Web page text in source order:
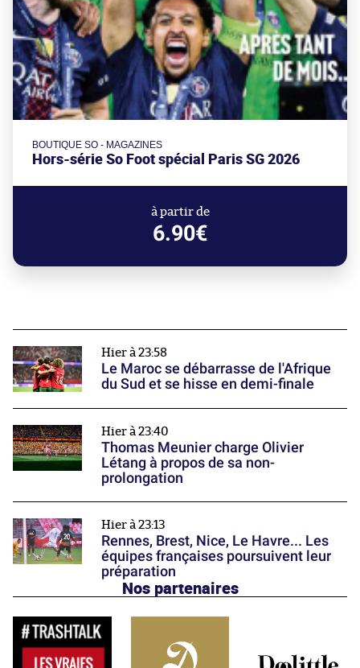
BOUTIQUE SO - MAGAZINES
Hors-série So Foot spécial Paris SG 2026
à partir de
6.90€
Hier à 23:58
Le Maroc se débarrasse de l'Afrique
du Sud et se hisse en demi-finale
Hier à 23:40
Thomas Meunier charge Olivier
Létang à propos de sa non-
prolongation
Hier à 23:13
Rennes, Brest, Nice, Le Havre... Les
équipes françaises poursuivent leur
préparation
Nos partenaires